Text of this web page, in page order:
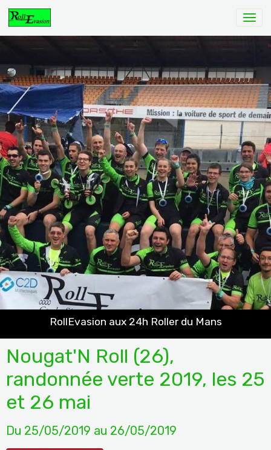
RollEvasion aux 24h Roller du Mans
Nougat'N Roll (26),
randonnée verte 2019, les 25
et 26 mai
Du 25/05/2019 au 26/05/2019